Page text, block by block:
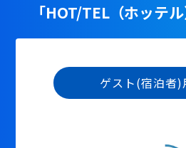
「HOT/TEL（ホッテ
ゲスト(宿泊者)